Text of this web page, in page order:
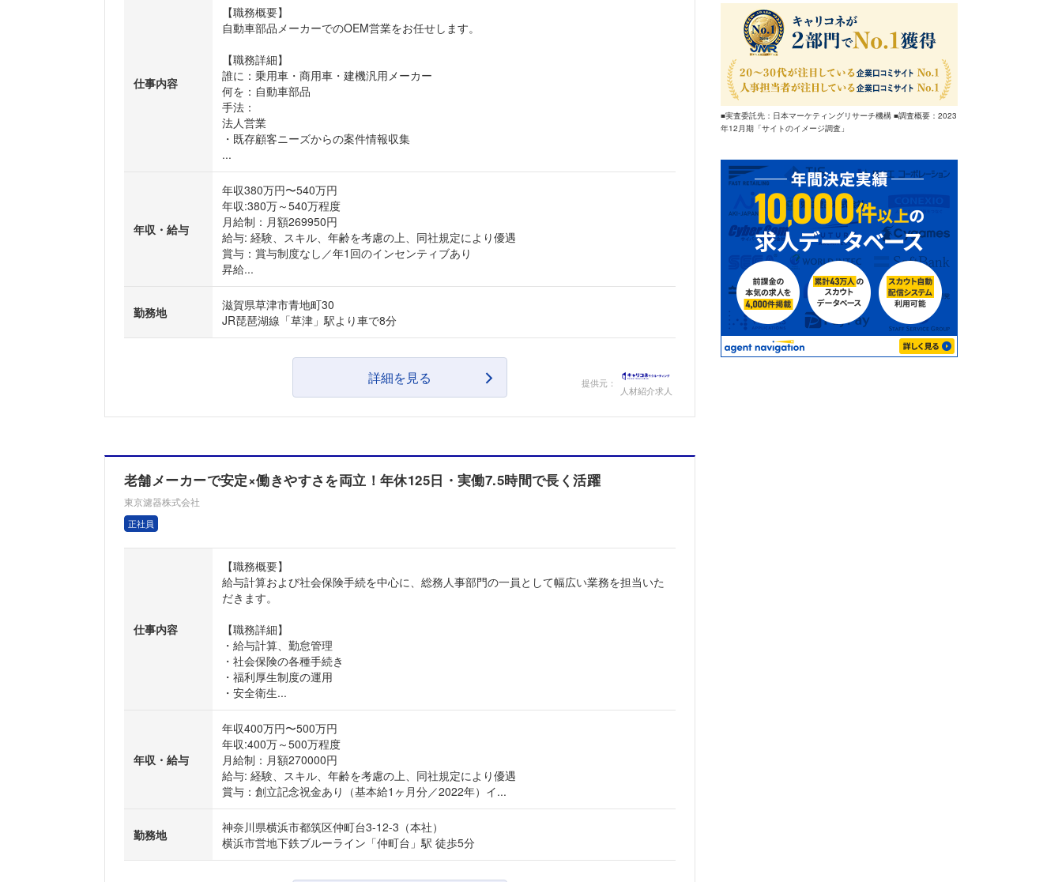
仕事内容
【職務概要】
自動車部品メーカーでのOEM営業をお任せします。
【職務詳細】
誰に：乗用車・商用車・建機汎用メーカー
何を：自動車部品
手法：
法人営業
・既存顧客ニーズからの案件情報収集
...
年収・給与
年収380万円〜540万円
年収:380万～540万程度
月給制：月額269950円
給与: 経験、スキル、年齢を考慮の上、同社規定により優遇
賞与：賞与制度なし／年1回のインセンティブあり
昇給...
勤務地
滋賀県草津市青地町30
JR琵琶湖線「草津」駅より車で8分
詳細を見る 提供元：
人材紹介求人
老舗メーカーで安定×働きやすさを両立！年休125日・実働7.5時間で長く活躍
東京濾器株式会社
正社員
仕事内容
【職務概要】
給与計算および社会保険手続を中心に、総務人事部門の一員として幅広い業務を担当いた
だきます。
【職務詳細】
・給与計算、勤怠管理
・社会保険の各種手続き
・福利厚生制度の運用
・安全衛生...
年収・給与
年収400万円〜500万円
年収:400万～500万程度
月給制：月額270000円
給与: 経験、スキル、年齢を考慮の上、同社規定により優遇
賞与：創立記念祝金あり（基本給1ヶ月分／2022年）イ...
勤務地
神奈川県横浜市都筑区仲町台3-12-3（本社）
横浜市営地下鉄ブルーライン「仲町台」駅 徒歩5分
■実査委託先：日本マーケティングリサーチ機構 ■調査概要：2023
年12月期「サイトのイメージ調査」